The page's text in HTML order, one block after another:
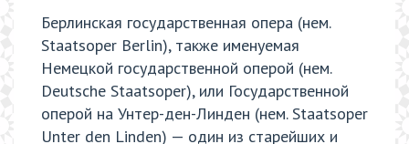
Берлинская государственная опера (нем.
Staatsoper Berlin), также именуемая
Немецкой государственной оперой (нем.
Deutsche Staatsoper), или Государственной
оперой на Унтер-ден-Линден (нем. Staatsoper
Unter den Linden) — один из старейших и